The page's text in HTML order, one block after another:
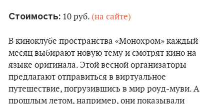
Стоимость: 10 руб. (на сайте)
В киноклубе пространства «Монохром» каждый
месяц выбирают новую тему и смотрят кино на
языке оригинала. Этой весной организаторы
предлагают отправиться в виртуальное
путешествие, погрузившись в мир роуд-муви. А
прошлым летом, например, они показывали